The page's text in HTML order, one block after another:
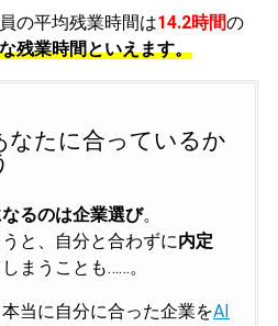
の平均残業時間は14.2時間の
残業時間といえます。
なたに合っているか
るのは企業選び。
と、自分と合わずに内定
まうことも……。
当に自分に合った企業をAI